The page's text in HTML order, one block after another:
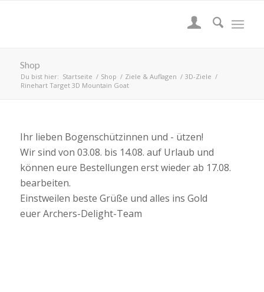
Shop
Du bist hier: Startseite / Shop / Ziele & Auflagen / 3D-Ziele /
Rinehart Target 3D Mountain Goat
Ihr lieben Bogenschützinnen und - ützen!
Wir sind von 03.08. bis 14.08. auf Urlaub und
können eure Bestellungen erst wieder ab 17.08.
bearbeiten.
Einstweilen beste Grüße und alles ins Gold
euer Archers-Delight-Team